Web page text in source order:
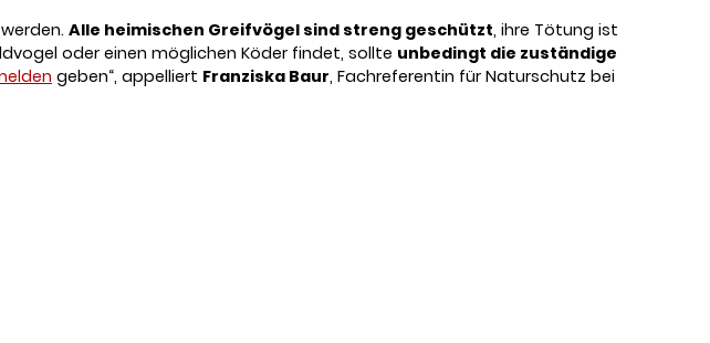
werden. Alle heimischen Greifvögel sind streng geschützt, ihre Tötung ist
oder einen möglichen Köder findet, sollte unbedingt die zuständige
geben“, appelliert Franziska Baur, Fachreferentin für Naturschutz bei